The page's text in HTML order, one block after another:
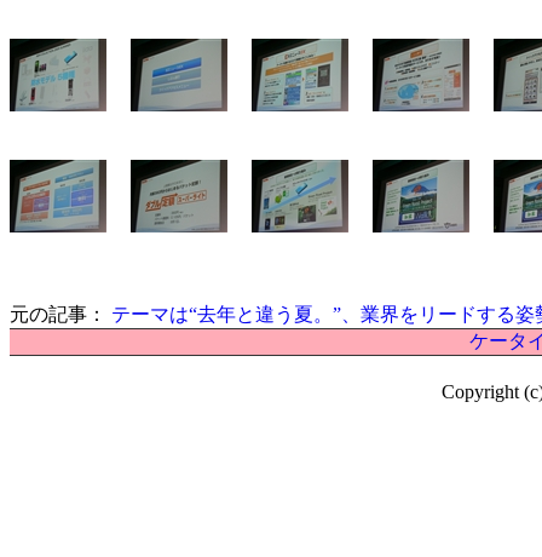
元の記事： テーマは“去年と違う夏。”、業界をリードする姿
ケータ
Copyright